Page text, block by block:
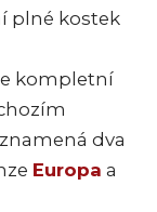
plné kostek
kompletní
dva
Europa a